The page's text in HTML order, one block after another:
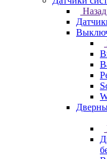
Назад